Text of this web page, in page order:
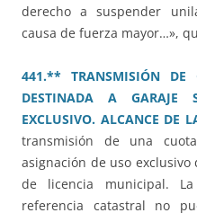
derecho a suspender
causa de fuerza mayor…»,
441.** TRANSMISIÓN DE
DESTINADA A GARAJE
EXCLUSIVO. ALCANCE DE
transmisión de una
asignación de uso
de licencia municipal.
referencia catastral no